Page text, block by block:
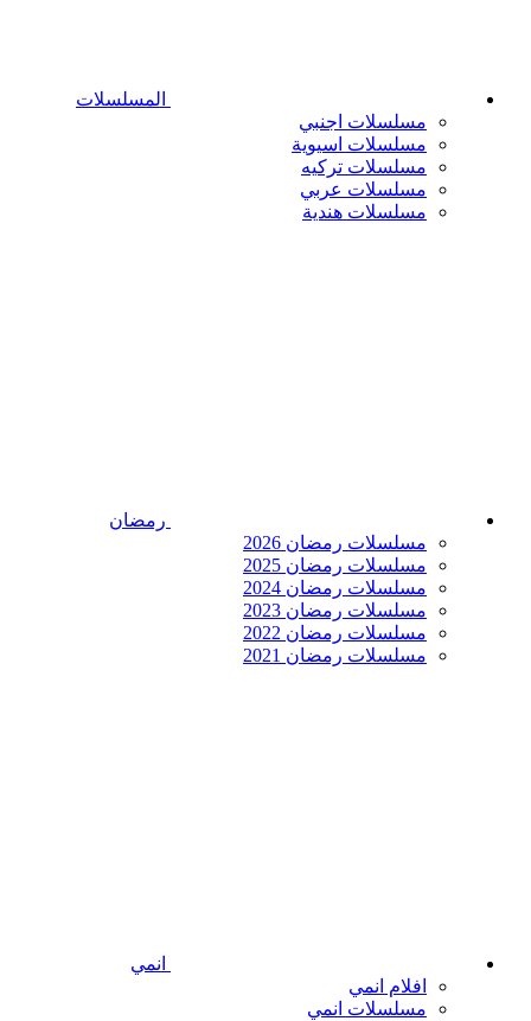
المسلسلات
مسلسلات اجنبي
مسلسلات اسيوية
مسلسلات تركيه
مسلسلات عربي
مسلسلات هندية
رمضان
مسلسلات رمضان 2026
مسلسلات رمضان 2025
مسلسلات رمضان 2024
مسلسلات رمضان 2023
مسلسلات رمضان 2022
مسلسلات رمضان 2021
انمي
افلام انمي
مسلسلات انمي